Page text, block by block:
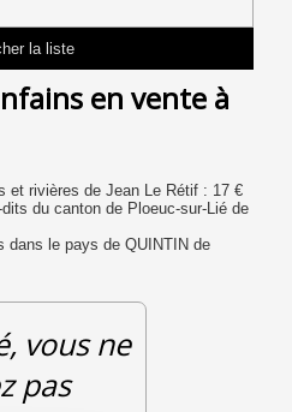
en vente à
et rivières de Jean Le Rétif : 17 €
du canton de Ploeuc-sur-Lié de
dans le pays de QUINTIN de
vous ne
pas